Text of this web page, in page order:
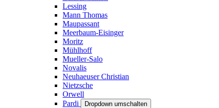
Lessing
Mann Thomas
Maupassant
Meerbaum-Eisinger
Moritz
Mühlhoff
Mueller-Salo
Novalis
Neuhaeuser Christian
Nietzsche
Orwell
Pardi
Dropdown umschalten